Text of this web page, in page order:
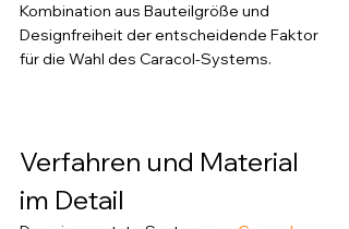
Kombination aus Bauteilgröße und
Designfreiheit der entscheidende Faktor
für die Wahl des Caracol-Systems.
Verfahren und Material
im Detail